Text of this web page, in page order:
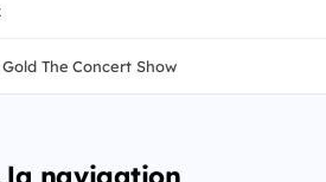
The Concert Show